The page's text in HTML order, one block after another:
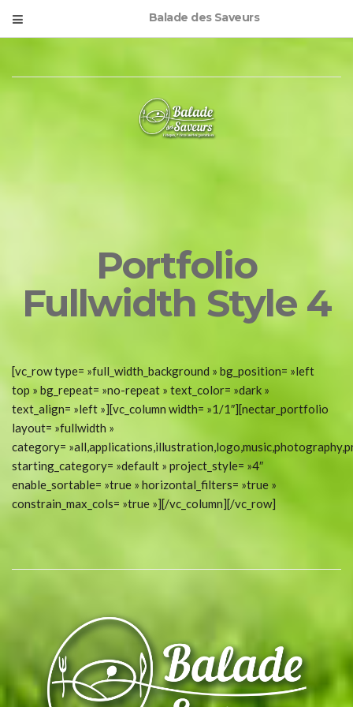
Balade des Saveurs
Portfolio
Fullwidth Style 4
[vc_row type= »full_width_background » bg_position= »left
top » bg_repeat= »no-repeat » text_color= »dark »
text_align= »left »][vc_column width= »1/1″][nectar_portfolio
layout= »fullwidth »
category=
starting_category= »default » project_style= »4″
enable_sortable= »true » horizontal_filters= »true »
constrain_max_cols= »true »][/vc_column][/vc_row]